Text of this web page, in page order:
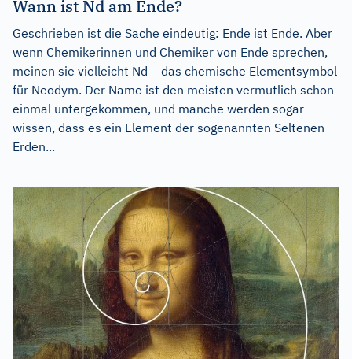
Wann ist Nd am Ende?
Geschrieben ist die Sache eindeutig: Ende ist Ende. Aber
wenn Chemikerinnen und Chemiker von Ende sprechen,
meinen sie vielleicht Nd – das chemische Elementsymbol
für Neodym. Der Name ist den meisten vermutlich schon
einmal untergekommen, und manche werden sogar
wissen, dass es ein Element der sogenannten Seltenen
Erden...